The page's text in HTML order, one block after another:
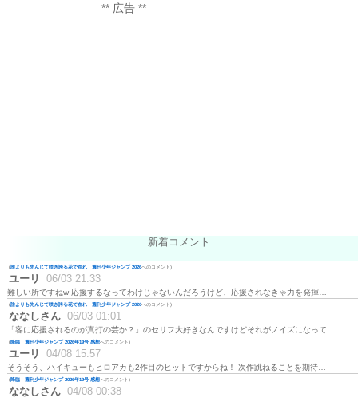
** 広告 **
新着コメント
(誰よりも先んじて咲き誇る花で在れ 週刊少年ジャンプ 2026へのコメント)
ユーリ 06/03 21:33
難しい所ですねw 応援するなってわけじゃないんだろうけど、応援されなきゃ力を発揮…
(誰よりも先んじて咲き誇る花で在れ 週刊少年ジャンプ 2026へのコメント)
ななしさん 06/03 01:01
「客に応援されるのが真打の芸か？」のセリフ大好きなんですけどそれがノイズになって…
(降臨 週刊少年ジャンプ 2026年19号 感想へのコメント)
ユーリ 04/08 15:57
そうそう、ハイキューもヒロアカも2作目のヒットですからね！ 次作跳ねることを期待…
(降臨 週刊少年ジャンプ 2026年19号 感想へのコメント)
ななしさん 04/08 00:38